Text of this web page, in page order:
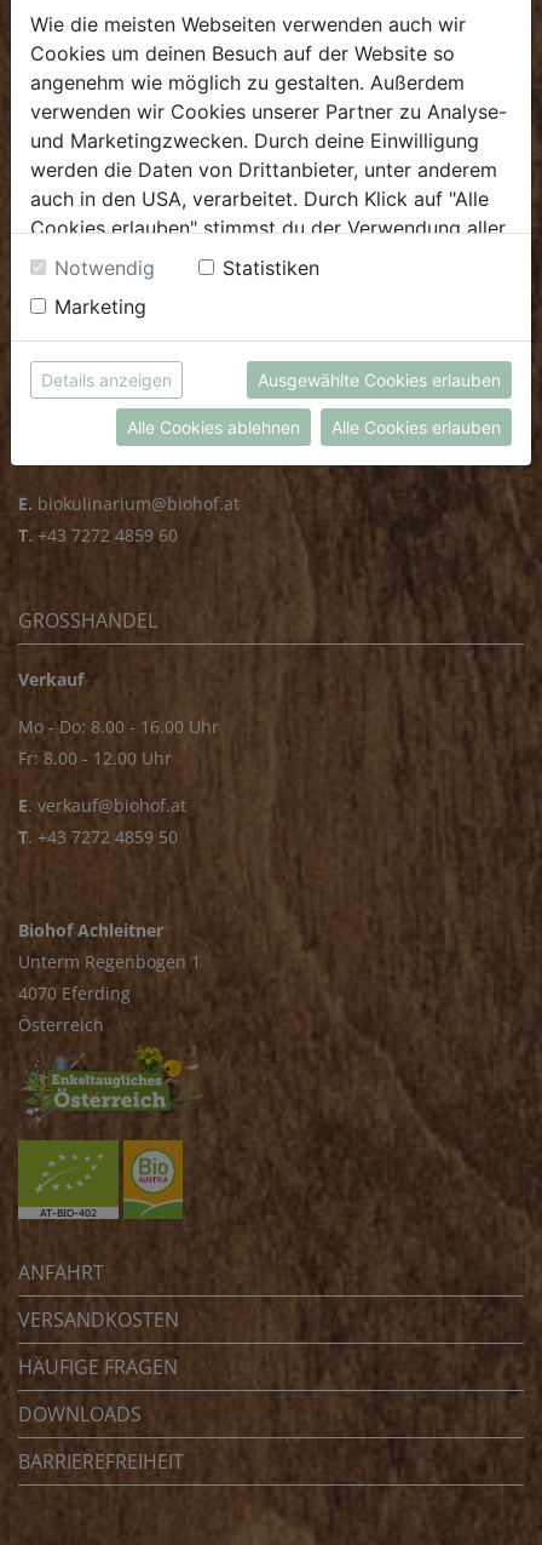
Sa: 8.00 - 14.00 Uhr
Bürozeiten
Mo - Fr: 8.00 - 16.00 Uhr
E.biofrischmarkt@biohof.at
+43 7272 4859 70
KULINARIUM
Öffnungszeiten
Mo - Fr: 8.00 - 14.30 Uhr
E. biokulinarium@biohof.at
T. +43 7272 4859 60
GROSSHANDEL
Verkauf
Mo - Do: 8.00 - 16.00 Uhr
Fr: 8.00 - 12.00 Uhr
E. verkauf@biohof.at
T. +43 7272 4859 50
Biohof Achleitner
Unterm Regenbogen 1
4070 Eferding
Österreich
ANFAHRT
VERSANDKOSTEN
HÄUFIGE FRAGEN
DOWNLOADS
BARRIEREFREIHEIT
Wie die meisten Webseiten verwenden auch wir
Cookies um deinen Besuch auf der Website so
angenehm wie möglich zu gestalten. Außerdem
verwenden wir Cookies unserer Partner zu Analyse-
und Marketingzwecken. Durch deine Einwilligung
werden die Daten von Drittanbieter, unter anderem
auch in den USA, verarbeitet. Durch Klick auf "Alle
Cookies erlauben" stimmst du der Verwendung aller
Cookies zu. Unter "Details anzeigen" findest du alle
Infos zu den unterschiedlichen Cookies, du kannst
auch entscheiden, welche Cookies du erlauben
möchtest.
Weitere Informationen findest du in unserer
Datenschutzerklärung
bzw. imImpressum
Notwendig
Statistiken
Marketing
Details anzeigen Ausgewählte Cookies erlauben
Alle Cookies ablehnen Alle Cookies erlauben